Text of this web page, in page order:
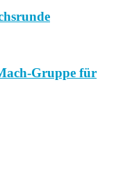
Gruppe für